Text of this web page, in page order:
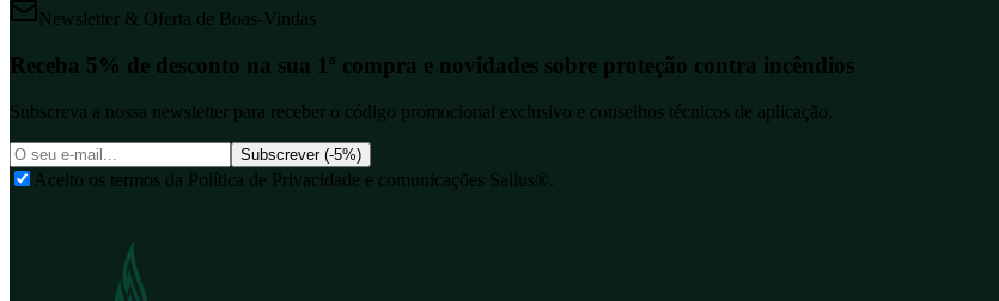
Newsletter & Oferta de Boas-Vindas
Receba 5% de desconto na sua 1ª compra e novidades sobre proteção contra incêndios
Subscreva a nossa newsletter para receber o código promocional exclusivo e conselhos técnicos de aplicação.
Subscrever (-5%)
Aceito os termos da Política de Privacidade e comunicações Sallus®.